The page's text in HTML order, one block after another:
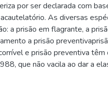
por ser declarada com
As diversas
a prisão em flagrante, a
a prisão
e prisão preventiva têm
que não vacila ao dar a